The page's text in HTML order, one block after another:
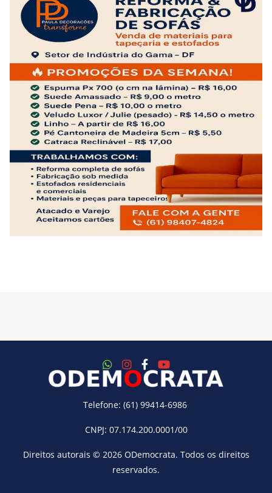
Telefone: (61) 99414-6986
CNPJ: 07.174.200.0001/00
Direitos autorais © 2026 ODemocrata. Todos os direitos
reservados.